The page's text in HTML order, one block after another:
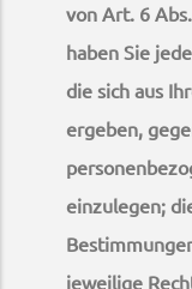
von Art. 6
haben Sie
die sich aus
ergeben,
einzulegen;
jeweilige